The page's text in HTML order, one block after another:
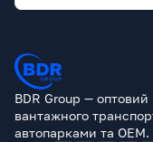
BDR Group — оптовий
вантажного
автопарками та OEM.